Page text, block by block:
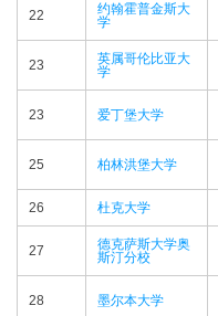
22
约翰霍普金斯大
学
23
英属哥伦比亚大
学
23 爱丁堡大学
25 柏林洪堡大学
26 杜克大学
27
德克萨斯大学奥
斯汀分校
28 墨尔本大学